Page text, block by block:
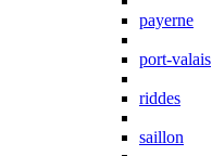
payerne
port-valais
riddes
saillon